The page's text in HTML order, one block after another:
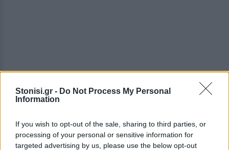
Stonisi.gr - Do Not Process My Personal
Information
If you wish to opt-out of the sale, sharing to third parties, or
processing of your personal or sensitive information for
targeted advertising by us, please use the below opt-out